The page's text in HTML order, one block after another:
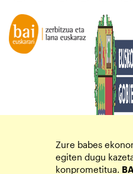
Zure babes
egiten dugu
konprometitua.